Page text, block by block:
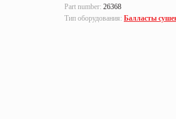
Part number: 26368
Тип оборудования: Балласты